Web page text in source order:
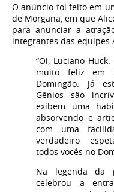
O anúncio foi feito em
de Morgana, em que
para anunciar a
integrantes das equipes
“Oi, Luciano
muito feliz em
Domingão. Já
Gênios são
exibem uma
absorvendo e
com uma
verdadeiro
todos vocês no
Na legenda da
celebrou a